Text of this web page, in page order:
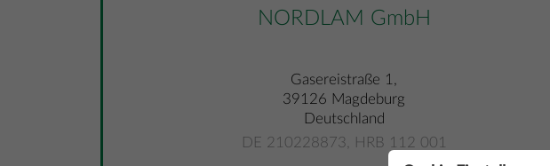
NORDLAM GmbH
Gasereistraße 1,
39126 Magdeburg
Deutschland
DE 210228873, HRB 112 001